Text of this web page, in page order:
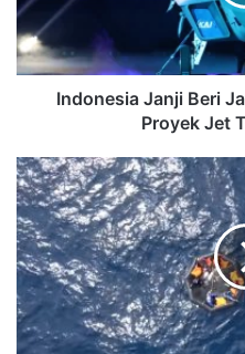
Indonesia Janji Beri
Proyek Jet